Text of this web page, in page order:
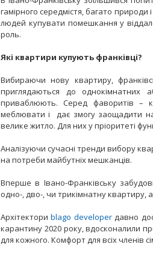
гамірного середмістя, багато природи
людей купувати помешкання у
роль.
Які квартири купують франківці?
Вибираючи нову квартиру,
приглядаються до однокімнатних
приваблюють. Серед фаворитів –
меблювати і дає змогу заощадити
велике житло. Для них у пріоритеті
Аналізуючи сучасні тренди вибору
на потреби майбутніх мешканців.
Вперше в Івано-Франківську
одно-, дво-, чи трикімнатну квартиру,
Архітекториblago developerдавно
карантину 2020 року, вдосконалили
для кожного. Комфорт для всіх членів